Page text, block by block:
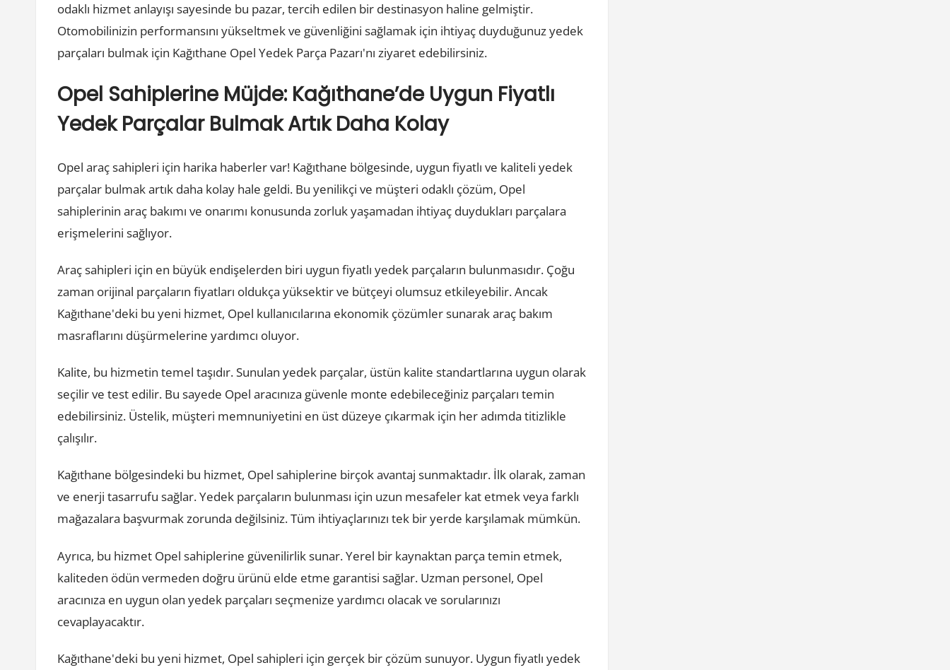
odaklı hizmet anlayışı sayesinde bu pazar, tercih edilen bir destinasyon haline gelmiştir.
Otomobilinizin performansını yükseltmek ve güvenliğini sağlamak için ihtiyaç duyduğunuz yedek
parçaları bulmak için Kağıthane Opel Yedek Parça Pazarı'nı ziyaret edebilirsiniz.
Opel Sahiplerine Müjde: Kağıthane’de Uygun Fiyatlı
Yedek Parçalar Bulmak Artık Daha Kolay
Opel araç sahipleri için harika haberler var! Kağıthane bölgesinde, uygun fiyatlı ve kaliteli yedek
parçalar bulmak artık daha kolay hale geldi. Bu yenilikçi ve müşteri odaklı çözüm, Opel
sahiplerinin araç bakımı ve onarımı konusunda zorluk yaşamadan ihtiyaç duydukları parçalara
erişmelerini sağlıyor.
Araç sahipleri için en büyük endişelerden biri uygun fiyatlı yedek parçaların bulunmasıdır. Çoğu
zaman orijinal parçaların fiyatları oldukça yüksektir ve bütçeyi olumsuz etkileyebilir. Ancak
Kağıthane'deki bu yeni hizmet, Opel kullanıcılarına ekonomik çözümler sunarak araç bakım
masraflarını düşürmelerine yardımcı oluyor.
Kalite, bu hizmetin temel taşıdır. Sunulan yedek parçalar, üstün kalite standartlarına uygun olarak
seçilir ve test edilir. Bu sayede Opel aracınıza güvenle monte edebileceğiniz parçaları temin
edebilirsiniz. Üstelik, müşteri memnuniyetini en üst düzeye çıkarmak için her adımda titizlikle
çalışılır.
Kağıthane bölgesindeki bu hizmet, Opel sahiplerine birçok avantaj sunmaktadır. İlk olarak, zaman
ve enerji tasarrufu sağlar. Yedek parçaların bulunması için uzun mesafeler kat etmek veya farklı
mağazalara başvurmak zorunda değilsiniz. Tüm ihtiyaçlarınızı tek bir yerde karşılamak mümkün.
Ayrıca, bu hizmet Opel sahiplerine güvenilirlik sunar. Yerel bir kaynaktan parça temin etmek,
kaliteden ödün vermeden doğru ürünü elde etme garantisi sağlar. Uzman personel, Opel
aracınıza en uygun olan yedek parçaları seçmenize yardımcı olacak ve sorularınızı
cevaplayacaktır.
Kağıthane'deki bu yeni hizmet, Opel sahipleri için gerçek bir çözüm sunuyor. Uygun fiyatlı yedek